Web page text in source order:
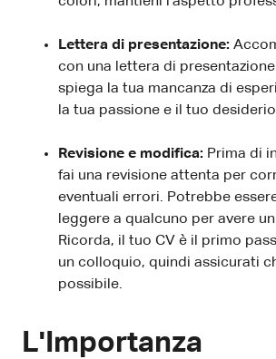
Lettera di presentazione:
con una lettera di
spiega la tua mancanza di
la tua passione e il tuo
Revisione e modifica: Prima di
fai una revisione attenta per
eventuali errori. Potrebbe
leggere a qualcuno per avere
Ricorda, il tuo CV è il primo
un colloquio, quindi assicurati
possibile.
L'Importanza